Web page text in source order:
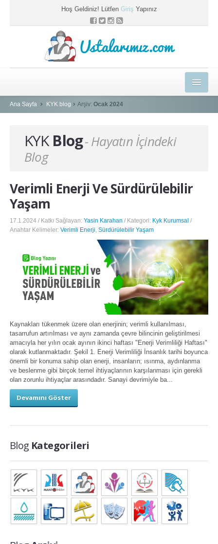
Hoş Geldiniz! Lütfen Giriş Yapınız
Ustalarımız.com
HEDİYELER
KYK BLOG
PROFESYONEL ÇÖZÜMLER
SEPETİM
Ana Sayfa KYK blog Arşiv: Ocak 2024
KYKBlog- Hayatın İçindeki
Blog
Verimli Enerji Ve Sürdürülebilir
Yaşam
17.1.2024 / Katkı Sağlayan: Yasin Karahan / Kategori: Kyk Kurumsal /
Anahtar Kelimeler: Verimli Enerji Sürdürülebilir Yaşam
Kaynakları tükenmek üzere olan enerjinin; verimli kullanılması,
tasarrufun artırılması ve aynı zamanda çevre bilincinin geliştirilmesi
amacıyla her yılın ocak ayının ikinci haftası "Enerji Verimliliği Haftası"
olarak kutlanmaktadır. Şekil 1. Enerji Verimliliği İnsanlık tarihi boyunca
önemli bir konuma sahip olan enerji, insanların; ısınma, aydınlanma
ve beslenme gibi birçok temel ihtiyaçlarının karşılanması için gerekli
olan zorunlu ihtiyaçlar arasındadır. Sanayi devrimiyle ba...
Devamını Göster
Blog Kategorileri